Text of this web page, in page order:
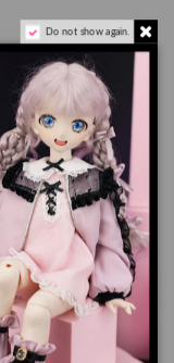
Do not show again.